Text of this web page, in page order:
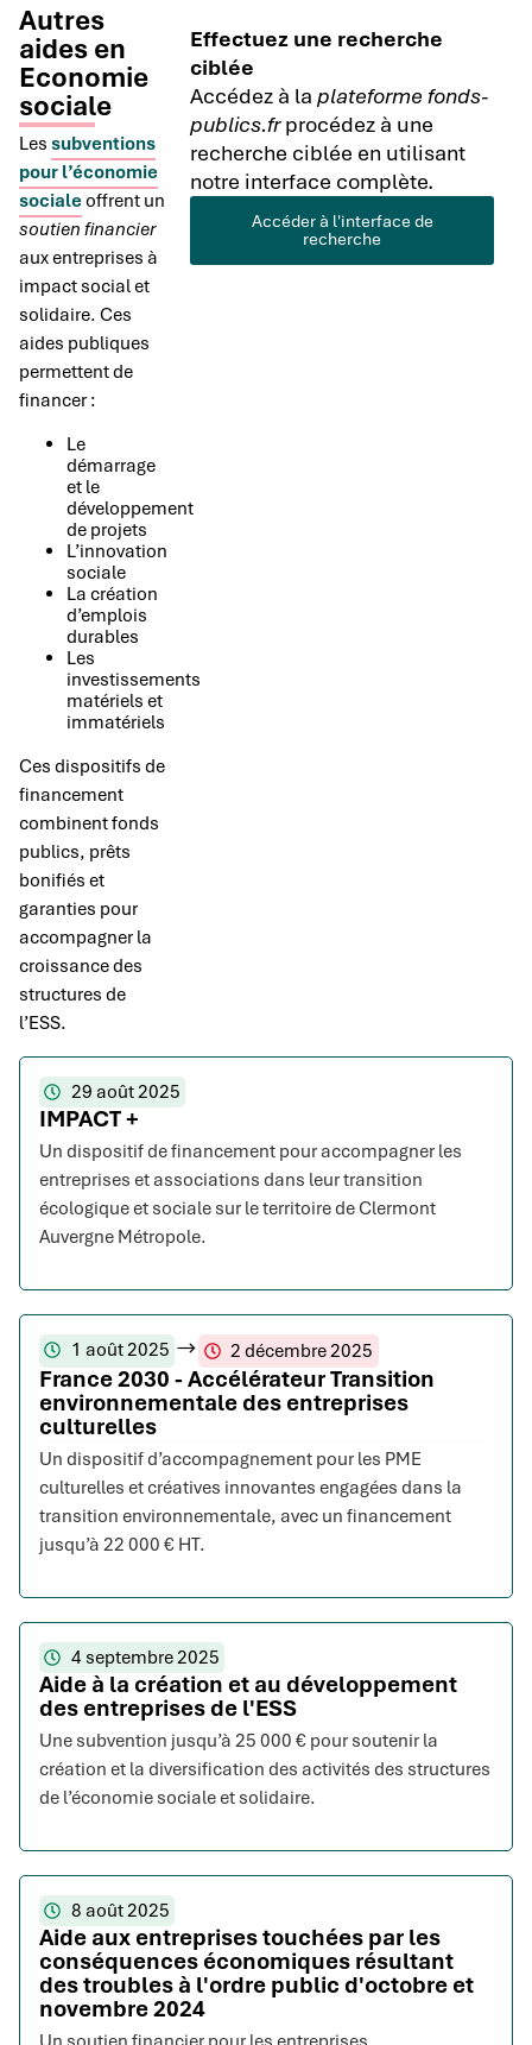
Autres
aides en
Economie
sociale
Les subventions
pour l’économie
socialeoffrent un
soutien financier
aux entreprises à
impact social et
solidaire. Ces
aides publiques
permettent de
financer :
Le
démarrage
et le
développement
de projets
L’innovation
sociale
La création
d’emplois
durables
Les
investissements
matériels et
immatériels
Ces dispositifs de
financement
combinent fonds
publics, prêts
bonifiés et
garanties pour
accompagner la
croissance des
structures de
l’ESS.
Effectuez une recherche
ciblée
Accédez à laplateforme fonds-
publics.frprocédez à une
recherche ciblée en utilisant
notre interface complète.
Accéder à l'interface de
recherche
29 août 2025
IMPACT +
Un dispositif de financement pour accompagner les
entreprises et associations dans leur transition
écologique et sociale sur le territoire de Clermont
Auvergne Métropole.
1 août 2025 2 décembre 2025
France 2030 - Accélérateur Transition
environnementale des entreprises
culturelles
Un dispositif d’accompagnement pour les PME
culturelles et créatives innovantes engagées dans la
transition environnementale, avec un financement
jusqu’à 22 000 € HT.
4 septembre 2025
Aide à la création et au développement
des entreprises de l'ESS
Une subvention jusqu’à 25 000 € pour soutenir la
création et la diversification des activités des structures
de l’économie sociale et solidaire.
8 août 2025
Aide aux entreprises touchées par les
conséquences économiques résultant
des troubles à l'ordre public d'octobre et
novembre 2024